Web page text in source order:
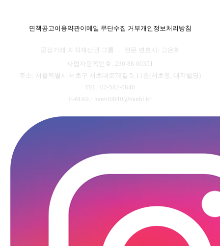
면책공고이용약관이메일 무단수집 거부개인정보처리방침
공정거래·지적재산권 그룹
전문 변호사: 고은희
사업자등록번호: 230-88-00351
주소: 서울특별시 서초구 서초대로78길 5, 11층(서초동, 대각빌딩)
TEL: 02-582-0840
E-MAIL: hanbl0840@hanbl.kr